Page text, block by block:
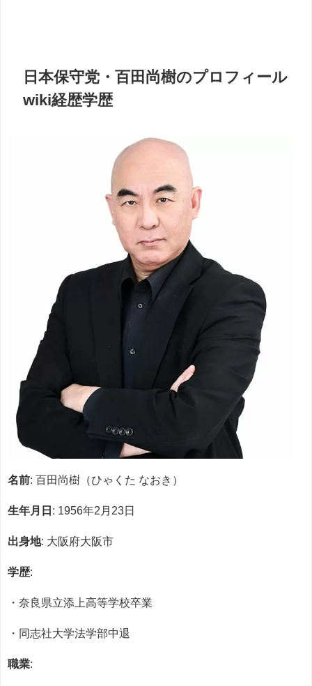
日本保守党・百田尚樹のプロフィール
wiki経歴学歴
名前: 百田尚樹（ひゃくた なおき）
生年月日 : 1956年2月23日
出身地: 大阪府大阪市
学歴:
・奈良県立添上高等学校卒業
・同志社大学法学部中退
職業: